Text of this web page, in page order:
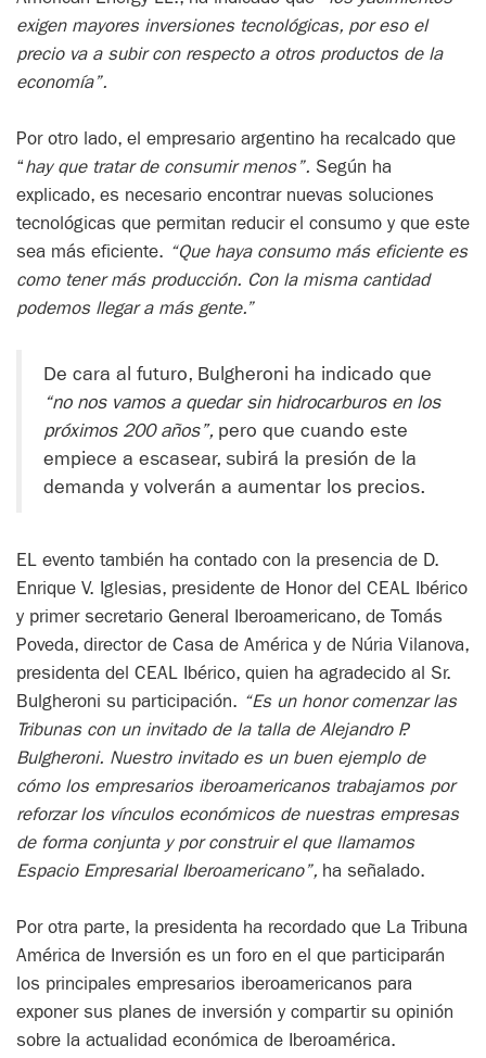
exigen mayores inversiones tecnológicas, por eso el
precio va a subir con respecto a otros productos de la
economía”.
Por otro lado, el empresario argentino ha recalcado que
“hay que tratar de consumir menos”. Según ha
explicado, es necesario encontrar nuevas soluciones
tecnológicas que permitan reducir el consumo y que este
sea más eficiente. “Que haya consumo más eficiente es
como tener más producción. Con la misma cantidad
podemos llegar a más gente.”
De cara al futuro, Bulgheroni ha indicado que
“no nos vamos a quedar sin hidrocarburos en los
próximos 200 años”, pero que cuando este
empiece a escasear, subirá la presión de la
demanda y volverán a aumentar los precios.
EL evento también ha contado con la presencia de D.
Enrique V. Iglesias, presidente de Honor del CEAL Ibérico
y primer secretario General Iberoamericano, de Tomás
Poveda, director de Casa de América y de Núria Vilanova,
presidenta del CEAL Ibérico, quien ha agradecido al Sr.
Bulgheroni su participación. “Es un honor comenzar las
Tribunas con un invitado de la talla de Alejandro P.
Bulgheroni. Nuestro invitado es un buen ejemplo de
cómo los empresarios iberoamericanos trabajamos por
reforzar los vínculos económicos de nuestras empresas
de forma conjunta y por construir el que llamamos
Espacio Empresarial Iberoamericano”, ha señalado.
Por otra parte, la presidenta ha recordado que La Tribuna
América de Inversión es un foro en el que participarán
los principales empresarios iberoamericanos para
exponer sus planes de inversión y compartir su opinión
sobre la actualidad económica de Iberoamérica.